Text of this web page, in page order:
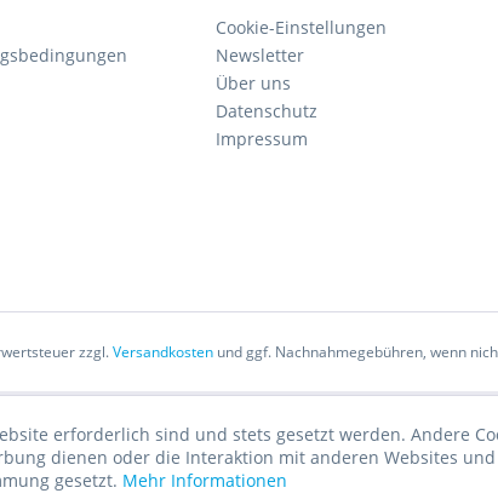
Cookie-Einstellungen
Newsletter
Über uns
Datenschutz
Impressum
zzgl.Versandkostenund ggf. Nachnahmegebühren, wenn
erforderlich sind und stets gesetzt werden. Andere
dienen oder die Interaktion mit anderen Websites und
gesetzt. Mehr Informationen